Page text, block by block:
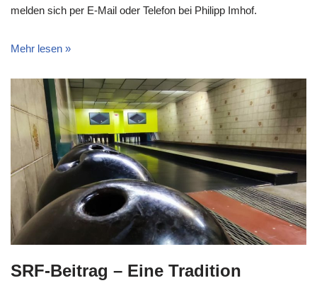
melden sich per E-Mail oder Telefon bei Philipp Imhof.
Mehr lesen »
SRF-Beitrag – Eine Tradition